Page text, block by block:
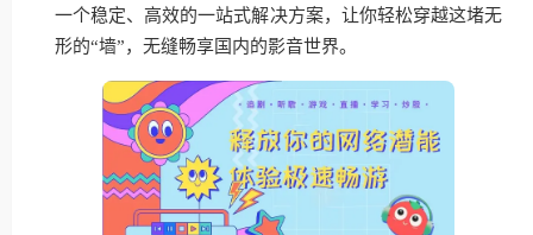
一个稳定、高效的一站式解决方案，让你轻松穿越这堵无
形的“墙”，无缝畅享国内的影音世界。